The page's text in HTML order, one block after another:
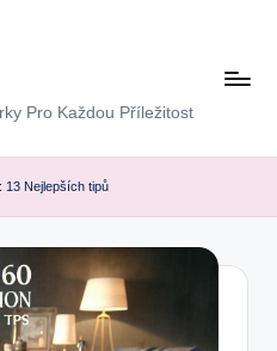
Pro Každou Příležitost
13 Nejlepších tipů